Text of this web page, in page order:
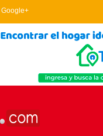
Google+